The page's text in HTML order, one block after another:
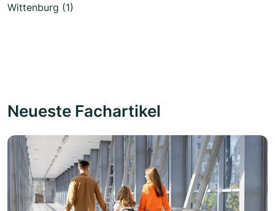
Wittenburg (1)
Neueste Fachartikel